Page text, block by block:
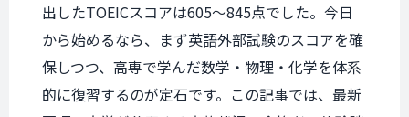
出したTOEICスコアは605〜845点でした。今日
から始めるなら、まず英語外部試験のスコアを確
保しつつ、高専で学んだ数学・物理・化学を体系
的に復習するのが定石です。この記事では、最新